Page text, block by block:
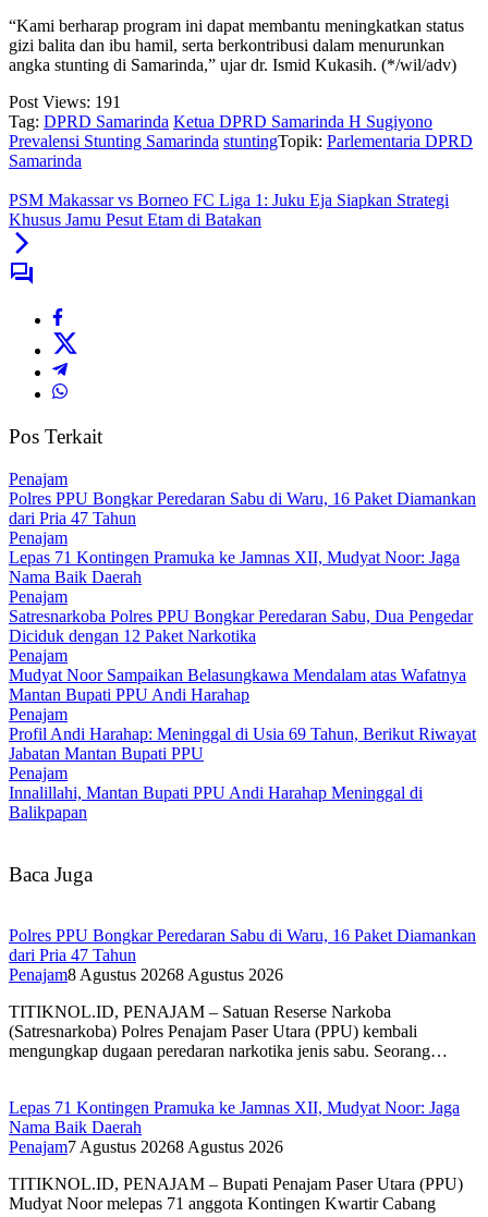
“Kami berharap program ini dapat membantu meningkatkan status
gizi balita dan ibu hamil, serta berkontribusi dalam menurunkan
angka stunting di Samarinda,” ujar dr. Ismid Kukasih. (*/wil/adv)
Post Views: 191
Tag: DPRD Samarinda Ketua DPRD Samarinda H Sugiyono
Prevalensi Stunting Samarinda stuntingTopik: Parlementaria DPRD
Samarinda
PSM Makassar vs Borneo FC Liga 1: Juku Eja Siapkan Strategi
Khusus Jamu Pesut Etam di Batakan
Pos Terkait
Penajam
Polres PPU Bongkar Peredaran Sabu di Waru, 16 Paket Diamankan
dari Pria 47 Tahun
Penajam
Lepas 71 Kontingen Pramuka ke Jamnas XII, Mudyat Noor: Jaga
Nama Baik Daerah
Penajam
Satresnarkoba Polres PPU Bongkar Peredaran Sabu, Dua Pengedar
Diciduk dengan 12 Paket Narkotika
Penajam
Mudyat Noor Sampaikan Belasungkawa Mendalam atas Wafatnya
Mantan Bupati PPU Andi Harahap
Penajam
Profil Andi Harahap: Meninggal di Usia 69 Tahun, Berikut Riwayat
Jabatan Mantan Bupati PPU
Penajam
Innalillahi, Mantan Bupati PPU Andi Harahap Meninggal di
Balikpapan
Baca Juga
Polres PPU Bongkar Peredaran Sabu di Waru, 16 Paket Diamankan
dari Pria 47 Tahun
Penajam8 Agustus 20268 Agustus 2026
TITIKNOL.ID, PENAJAM – Satuan Reserse Narkoba
(Satresnarkoba) Polres Penajam Paser Utara (PPU) kembali
mengungkap dugaan peredaran narkotika jenis sabu. Seorang…
Lepas 71 Kontingen Pramuka ke Jamnas XII, Mudyat Noor: Jaga
Nama Baik Daerah
Penajam7 Agustus 20268 Agustus 2026
TITIKNOL.ID, PENAJAM – Bupati Penajam Paser Utara (PPU)
Mudyat Noor melepas 71 anggota Kontingen Kwartir Cabang